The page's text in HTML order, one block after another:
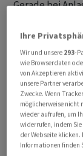
Gerade bei
nach
wird
Knapp die
Prozent) geht
Hälfte (54
Altersvorsorge
Ihre
Wir und unsere 293-
wie Browserdaten
von Akzeptieren
unsere Partner
Zwecke. Wenn
möglicherweise nicht
wieder aufrufen, um
widerrufen, indem
der Webseite klicken.
Informationen finden